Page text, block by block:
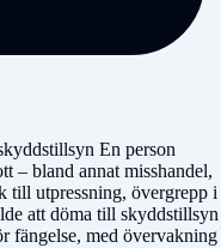
En person
– bland annat misshandel,
till utpressning, övergrepp i
att döma till skyddstillsyn
fängelse, med övervakning